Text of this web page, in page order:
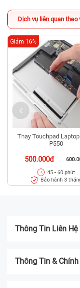
Dịch vụ liên quan theo
Thay Touchpad
P550
500.000đ
Giảm 16%
45 - 60 phút
Bảo hành 3
Thông Tin Liên Hệ
Thông Tin &